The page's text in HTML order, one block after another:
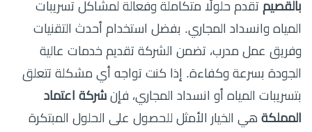
بالقصيم تقدم حلولًا متكاملة وفعالة لمشاكل تسريبات
المياه وانسداد المجاري. بفضل استخدام أحدث التقنيات
وفريق عمل مدرب، تضمن الشركة تقديم خدمات عالية
الجودة بسرعة وكفاءة. إذا كنت تواجه أي مشكلة تتعلق
بتسريبات المياه أو انسداد المجاري، فإن شركة اعتماد
المملكة هي الخيار الأمثل للحصول على الحلول المبتكرة